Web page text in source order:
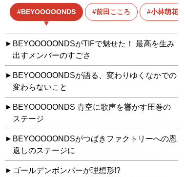
BEYOOOOONDS 前田こころ 小林萌花
BEYOOOOONDSがTIFで魅せた！ 最高を生み
出すメンバーのすごさ
BEYOOOOONDSが語る、変わりゆくなかでの
変わらないこと
BEYOOOOONDS 青空に歌声を響かす圧巻の
ステージ
BEYOOOOONDSがつばきファクトリーへの恩
返しのステージに
ゴールデンボンバーが理想形!?